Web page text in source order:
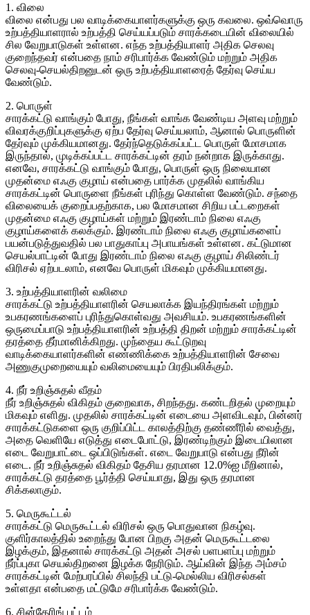
1. விலை
விலை என்பது பல வாடிக்கையாளர்களுக்கு ஒரு கவலை. ஒவ்வொரு
உற்பத்தியாளரால் உற்பத்தி செய்யப்படும் சாரக்கடையின் விலையில்
சில வேறுபாடுகள் உள்ளன. எந்த உற்பத்தியாளர் அதிக செலவு
குறைந்தவர் என்பதை நாம் சரிபார்க்க வேண்டும் மற்றும் அதிக
செலவு-செயல்திறனுடன் ஒரு உற்பத்தியாளரைத் தேர்வு செய்ய
வேண்டும்.
2. பொருள்
சாரக்கட்டு வாங்கும் போது, ​​நீங்கள் வாங்க வேண்டிய அளவு மற்றும்
விவரக்குறிப்புகளுக்கு ஏற்ப தேர்வு செய்யலாம், ஆனால் பொருளின்
தேர்வும் முக்கியமானது. தேர்ந்தெடுக்கப்பட்ட பொருள் மோசமாக
இருந்தால், முடிக்கப்பட்ட சாரக்கட்டின் தரம் நன்றாக இருக்காது.
எனவே, சாரக்கட்டு வாங்கும் போது, ​​பொருள் ஒரு நிலையான
முதன்மை எஃகு குழாய் என்பதை பார்க்க முதலில் வாங்கிய
சாரக்கட்டின் பொருளை நீங்கள் புரிந்து கொள்ள வேண்டும். சந்தை
விலையைக் குறைப்பதற்காக, பல மோசமான சிறிய பட்டறைகள்
முதன்மை எஃகு குழாய்கள் மற்றும் இரண்டாம் நிலை எஃகு
குழாய்களைக் கலக்கும். இரண்டாம் நிலை எஃகு குழாய்களைப்
பயன்படுத்துவதில் பல பாதுகாப்பு அபாயங்கள் உள்ளன. கட்டுமான
செயல்பாட்டின் போது இரண்டாம் நிலை எஃகு குழாய் சிலிண்டர்
விரிசல் ஏற்படலாம், எனவே பொருள் மிகவும் முக்கியமானது.
3. உற்பத்தியாளரின் வலிமை
சாரக்கட்டு உற்பத்தியாளரின் செயலாக்க இயந்திரங்கள் மற்றும்
உபகரணங்களைப் புரிந்துகொள்வது அவசியம். உபகரணங்களின்
ஒருமைப்பாடு உற்பத்தியாளரின் உற்பத்தி திறன் மற்றும் சாரக்கட்டின்
தரத்தை தீர்மானிக்கிறது. முந்தைய கூட்டுறவு
வாடிக்கையாளர்களின் எண்ணிக்கை உற்பத்தியாளரின் சேவை
அணுகுமுறையையும் வலிமையையும் பிரதிபலிக்கும்.
4. நீர் உறிஞ்சுதல் வீதம்
நீர் உறிஞ்சுதல் விகிதம் குறைவாக, சிறந்தது. கண்டறிதல் முறையும்
மிகவும் எளிது. முதலில் சாரக்கட்டின் எடையை அளவிடவும், பின்னர்
சாரக்கட்டுகளை ஒரு குறிப்பிட்ட காலத்திற்கு தண்ணீரில் வைத்து,
அதை வெளியே எடுத்து எடைபோட்டு, இரண்டிற்கும் இடையிலான
எடை வேறுபாட்டை ஒப்பிடுங்கள். எடை வேறுபாடு என்பது நீரின்
எடை. நீர் உறிஞ்சுதல் விகிதம் தேசிய தரமான 12.0%ஐ மீறினால்,
சாரக்கட்டு தரத்தை பூர்த்தி செய்யாது, இது ஒரு தரமான
சிக்கலாகும்.
5. மெருகூட்டல்
சாரக்கட்டு மெருகூட்டல் விரிசல் ஒரு பொதுவான நிகழ்வு.
குளிர்காலத்தில் உறைந்து போன பிறகு அதன் மெருகூட்டலை
இழக்கும், இதனால் சாரக்கட்டு அதன் அசல் பளபளப்பு மற்றும்
நீர்ப்புகா செயல்திறனை இழக்க நேரிடும். ஆய்வின் இந்த அம்சம்
சாரக்கட்டின் மேற்பரப்பில் சிலந்தி பட்டு-மெல்லிய விரிசல்கள்
உள்ளதா என்பதை மட்டுமே சரிபார்க்க வேண்டும்.
6. சின்தேரிங் பட்டம்